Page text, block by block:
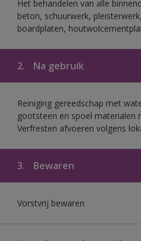
Het behandelen van alle
beton, schuurwerk,
boardplaten,
2. Na gebruik
Reiniging gereedschap met
gootsteen en spoel materialen
Verfresten afvoeren volgens
3. Bewaren
Vorstvrij bewaren